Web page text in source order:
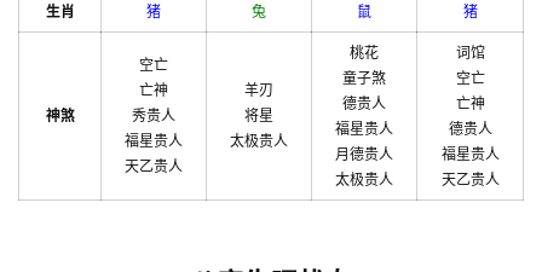
生肖 猪 兔 鼠 猪
神煞
空亡
亡神
秀贵人
福星贵人
天乙贵人
羊刃
将星
太极贵人
桃花
童子煞
德贵人
福星贵人
月德贵人
太极贵人
词馆
空亡
亡神
德贵人
福星贵人
天乙贵人